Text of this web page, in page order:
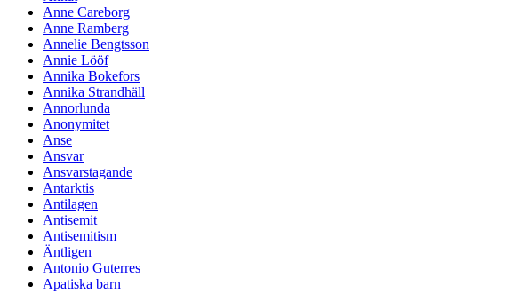
Anne Careborg
Anne Ramberg
Annelie Bengtsson
Annie Lööf
Annika Bokefors
Annika Strandhäll
Annorlunda
Anonymitet
Anse
Ansvar
Ansvarstagande
Antarktis
Antilagen
Antisemit
Antisemitism
Äntligen
Antonio Guterres
Apatiska barn